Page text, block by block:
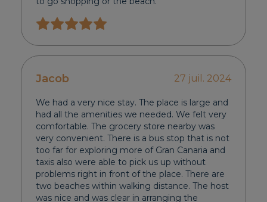
Jacob 27 juil. 2024
We had a very nice stay. The place is large and
had all the amenities we needed. We felt very
comfortable. The grocery store nearby was
very convenient. There is a bus stop that is not
too far for exploring more of Gran Canaria and
taxis also were able to pick us up without
problems right in front of the place. There are
two beaches within walking distance. The host
was nice and was clear in arranging the